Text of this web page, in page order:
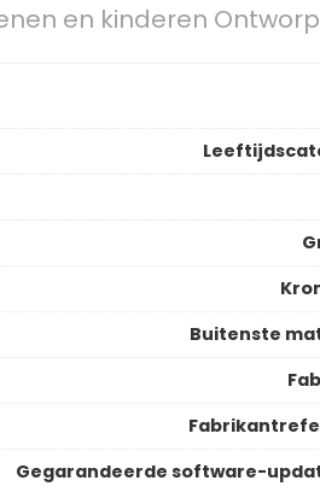
en kinderen
Buitenste
Gegarandeerde software-